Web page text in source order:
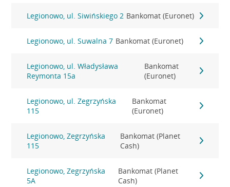
Legionowo, ul. Siwińskiego 2 Bankomat (Euronet)
Legionowo, ul. Suwalna 7 Bankomat (Euronet)
Legionowo, ul. Władysława
Reymonta 15a
Bankomat
(Euronet)
Legionowo, ul. Zegrzyńska
115
Bankomat
(Euronet)
Legionowo, Zegrzyńska
115
Bankomat (Planet
Cash)
Legionowo, Zegrzyńska
5A
Bankomat (Planet
Cash)